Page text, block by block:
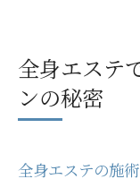
例
エステ
エステ
全身エステ
ンの秘密
全身エステの施